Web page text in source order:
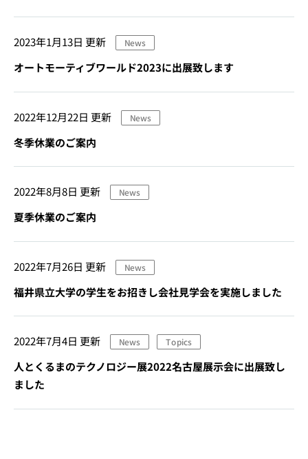
2023年1月13日 更新 News
オートモーティブワールド2023に出展致します
2022年12月22日 更新 News
冬季休業のご案内
2022年8月8日 更新 News
夏季休業のご案内
2022年7月26日 更新 News
福井県立大学の学生をお招きし会社見学会を実施しました
2022年7月4日 更新 News Topics
人とくるまのテクノロジー展2022名古屋展示会に出展致し
ました